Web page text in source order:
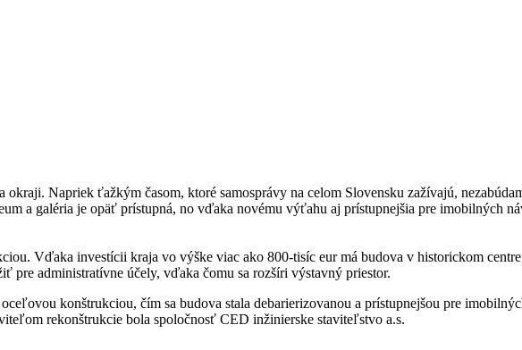
Napriek ťažkým časom, ktoré samosprávy na celom Slovensku zažívajú,
a galéria je opäť prístupná, no vďaka novému výťahu aj prístupnejšia pre imobilných
Vďaka investícii kraja vo výške viac ako 800-tisíc eur má budova v historickom
pre administratívne účely, vďaka čomu sa rozšíri výstavný priestor.
konštrukciou, čím sa budova stala debarierizovanou a prístupnejšou pre
rekonštrukcie bola spoločnosť CED inžinierske staviteľstvo a.s.